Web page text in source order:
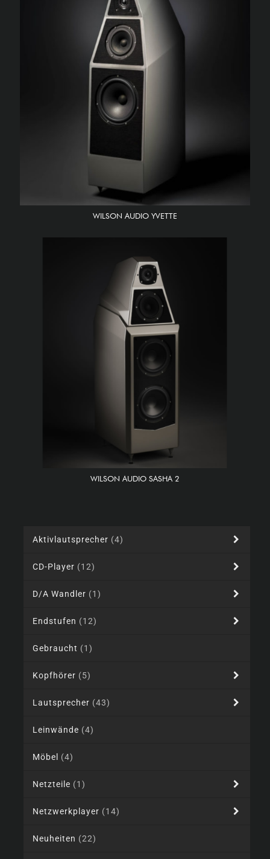
WILSON AUDIO YVETTE
WILSON AUDIO SASHA 2
Aktivlautsprecher (4)
CD-Player (12)
D/A Wandler (1)
Endstufen (12)
Gebraucht (1)
Kopfhörer (5)
Lautsprecher (43)
Leinwände (4)
Möbel (4)
Netzteile (1)
Netzwerkplayer (14)
Neuheiten (22)